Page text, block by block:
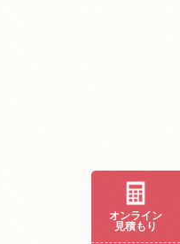
オンライン
見積もり